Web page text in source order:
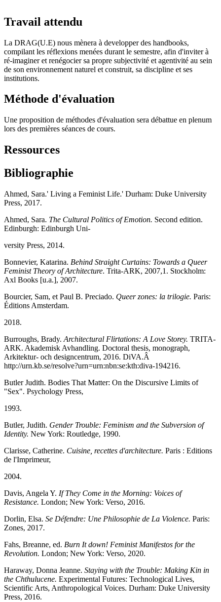
Travail attendu
La DRAG(U.E) nous mènera à developper des handbooks,
compilant les réflexions menées durant le semestre, afin d'inviter à
ré-imaginer et renégocier sa propre subjectivité et agentivité au sein
de son environnement naturel et construit, sa discipline et ses
institutions.
Méthode d'évaluation
Une proposition de méthodes d'évaluation sera débattue en plenum
lors des premières séances de cours.
Ressources
Bibliographie
Ahmed, Sara.' Living a Feminist Life.' Durham: Duke University
Press, 2017.
Ahmed, Sara. The Cultural Politics of Emotion. Second edition.
Edinburgh: Edinburgh Uni-
versity Press, 2014.
Bonnevier, Katarina. Behind Straight Curtains: Towards a Queer
Feminist Theory of Architecture. Trita-ARK, 2007,1. Stockholm:
Axl Books [u.a.], 2007.
Bourcier, Sam, et Paul B. Preciado. Queer zones: la trilogie. Paris:
Éditions Amsterdam.
2018.
Burroughs, Brady. Architectural Flirtations: A Love Storey. TRITA-
ARK. Akademisk Avhandling. Doctoral thesis, monograph,
Arkitektur- och designcentrum, 2016. DiVA.Â
http://urn.kb.se/resolve?urn=urn:nbn:se:kth:diva-194216.
Butler Judith. Bodies That Matter: On the Discursive Limits of
"Sex". Psychology Press,
1993.
Butler, Judith. Gender Trouble: Feminism and the Subversion of
Identity. New York: Routledge, 1990.
Clarisse, Catherine. Cuisine, recettes d'architecture. Paris : Editions
de l'Imprimeur,
2004.
Davis, Angela Y. If They Come in the Morning: Voices of
Resistance. London; New York: Verso, 2016.
Dorlin, Elsa. Se Défendre: Une Philosophie de La Violence. Paris:
Zones, 2017.
Fahs, Breanne, ed. Burn It down! Feminist Manifestos for the
Revolution. London; New York: Verso, 2020.
Haraway, Donna Jeanne. Staying with the Trouble: Making Kin in
the Chthulucene. Experimental Futures: Technological Lives,
Scientific Arts, Anthropological Voices. Durham: Duke University
Press, 2016.